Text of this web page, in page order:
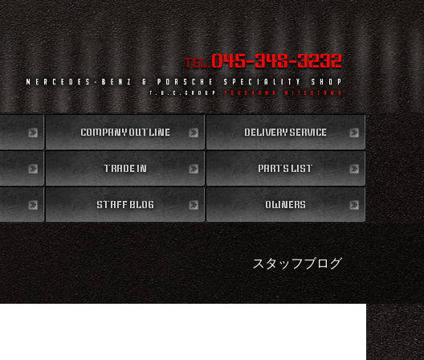
TEL.045-348-3232
COMPANY OUTLINE
会社概要
DELIVERY SERVICE
全国納車
TRADE IN
買取無料査定
PARTS LIST
パーツリスト
STAFF BLOG
スタッフブログ
OWNERS
納車情報
スタッフブログ